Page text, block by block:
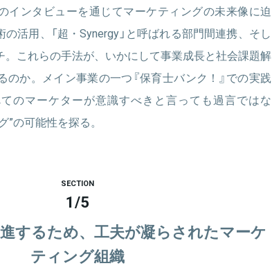
インタビューを通じてマーケティングの未来像に迫
活用、「超・Synergy」と呼ばれる部門間連携、そし
。これらの手法が、いかにして事業成長と社会課題解
か。メイン事業の一つ『保育士バンク！』での実践
のマーケターが意識すべきと言っても過言ではな
”の可能性を探る。
SECTION
1/5
するため、工夫が凝らされたマーケ
ティング組織